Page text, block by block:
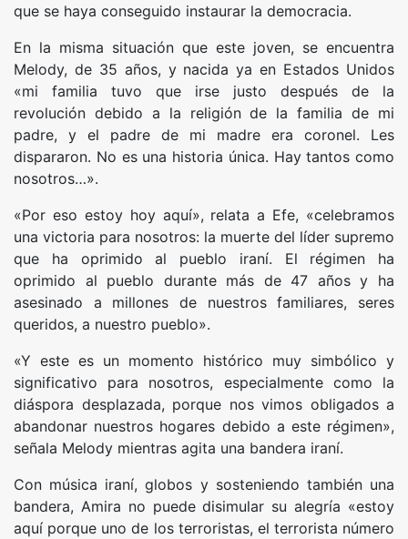
que se haya conseguido instaurar la democracia.
En la misma situación que este joven, se encuentra
Melody, de 35 años, y nacida ya en Estados Unidos
«mi familia tuvo que irse justo después de la
revolución debido a la religión de la familia de mi
padre, y el padre de mi madre era coronel. Les
dispararon. No es una historia única. Hay tantos como
nosotros…».
«Por eso estoy hoy aquí», relata a Efe, «celebramos
una victoria para nosotros: la muerte del líder supremo
que ha oprimido al pueblo iraní. El régimen ha
oprimido al pueblo durante más de 47 años y ha
asesinado a millones de nuestros familiares, seres
queridos, a nuestro pueblo».
«Y este es un momento histórico muy simbólico y
significativo para nosotros, especialmente como la
diáspora desplazada, porque nos vimos obligados a
abandonar nuestros hogares debido a este régimen»,
señala Melody mientras agita una bandera iraní.
Con música iraní, globos y sosteniendo también una
bandera, Amira no puede disimular su alegría «estoy
aquí porque uno de los terroristas, el terrorista número